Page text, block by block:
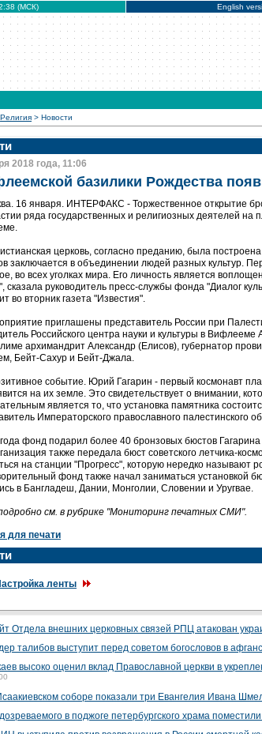
(МСК) English
Религия > Новости
2018 года, 11:06
базилики Рождества
16 января. ИНТЕРФАКС - Торжественное открытие
ряда государственных и религиозных деятелей
церковь, согласно преданию, была
заключается в объединении людей разных культур.
во всех уголках мира. Его личность является
сказала руководитель пресс-службы фонда "Диалог
во вторник газета "Известия".
приглашены представитель России при
Российского центра науки и культуры в
архимандрит Александр (Елисов), губернатор
Бейт-Сахур и Бейт-Джала.
событие. Юрий Гагарин - первый космонавт
на их земле. Это свидетельствует о внимании,
является то, что установка памятника
Императорского православного палестинского
фонд подарил более 40 бронзовых бюстов
также передала бюст советского летчика-
на станции "Прогресс", которую нередко называют
фонд также начал заниматься установкой
в Бангладеш, Дании, Монголии, Словении и Уругвае.
см. в рубрике "Мониторинг печатных СМИ".
для печати
ленты
Отдела внешних церковных связей РПЦ атакован
талибов выступит перед советом богословов в
высоко оценил вклад Православной церкви в
соборе показали три Евангелия Ивана
в поджоге петербургского храма